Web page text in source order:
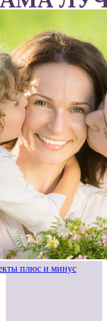
плюс и минус